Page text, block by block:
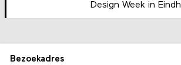
Design Week in
Bezoekadres